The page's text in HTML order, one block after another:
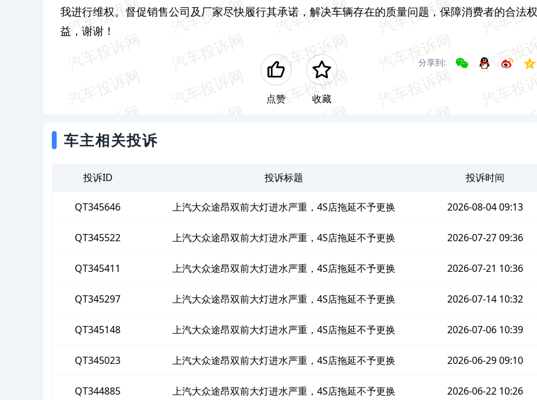
我进行维权。督促销售公司及厂家尽快履行其承诺，解决车辆存在的质量问题，保障消费者的合法权
益，谢谢！
点赞 收藏
分享到:
车主相关投诉
投诉ID 投诉标题 投诉时间
QT345646 上汽大众途昂双前大灯进水严重，4S店拖延不予更换 2026-08-04 09:13
QT345522 上汽大众途昂双前大灯进水严重，4S店拖延不予更换 2026-07-27 09:36
QT345411 上汽大众途昂双前大灯进水严重，4S店拖延不予更换 2026-07-21 10:36
QT345297 上汽大众途昂双前大灯进水严重，4S店拖延不予更换 2026-07-14 10:32
QT345148 上汽大众途昂双前大灯进水严重，4S店拖延不予更换 2026-07-06 10:39
QT345023 上汽大众途昂双前大灯进水严重，4S店拖延不予更换 2026-06-29 09:10
QT344885 上汽大众途昂双前大灯进水严重，4S店拖延不予更换 2026-06-22 10:26